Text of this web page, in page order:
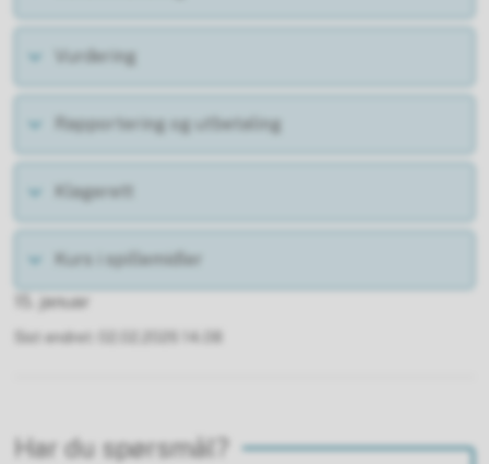
Vurdering
Rapportering og utbetaling
Klagerett
Kurs i spillemidler
15. januar
Sist endret
Har du spørsmål?